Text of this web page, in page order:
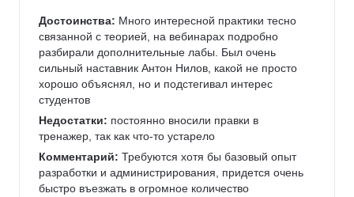
Достоинства: Много интересной практики тесно
связанной с теорией, на вебинарах подробно
разбирали дополнительные лабы. Был очень
сильный наставник Антон Нилов, какой не просто
хорошо объяснял, но и подстегивал интерес
студентов
Недостатки: постоянно вносили правки в
тренажер, так как что-то устарело
Комментарий: Требуются хотя бы базовый опыт
разработки и администрирования, придется очень
быстро въезжать в огромное количество